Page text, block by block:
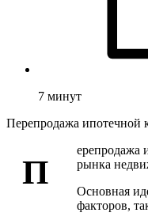
7 минут
Перепродажа ипотечной
П
ерепродажа
рынка
Основная
факторов,